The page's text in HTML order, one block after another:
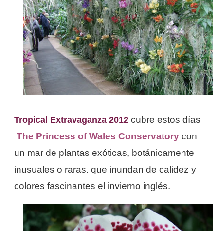
Tropical Extravaganza 2012 cubre estos días
The Princess of Wales Conservatory con
un mar de plantas exóticas, botánicamente
inusuales o raras, que inundan de calidez y
colores fascinantes el invierno inglés.